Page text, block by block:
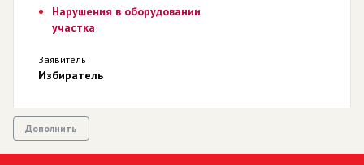
Нарушения в оборудовании
участка
Заявитель
Избиратель
Дополнить